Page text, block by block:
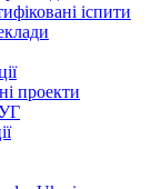
іспити
проекти